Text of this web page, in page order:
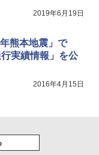
2019年6月19日
熊本地震」で
行実績情報」を公
2016年4月15日